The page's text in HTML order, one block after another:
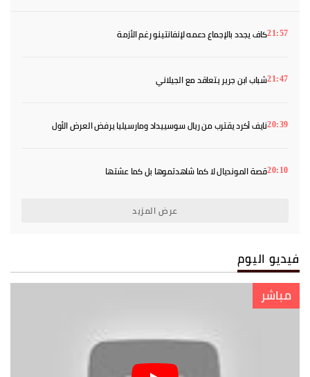
21:57كاف يجدد بالإجماع دعمه لإنفانتينو رغم الأزمة
21:47شباب ابن جرير يتعاقد مع الجيلاني
20:39نايف أكرد يقترب من ريال سوسييداد ومارسيليا يرفض العرض الأول
20:10قصة المونديال لا كما شاهدتموها بل كما عشتها
عرض المزيد
فيديو اليوم
مباشر